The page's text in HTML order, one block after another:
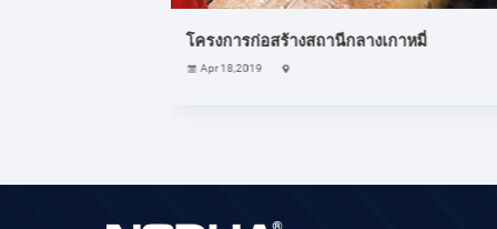
เครื่องกัดแบบพกพาแบบคานยื่นในสถานที่ - โ
Jun 09,2024